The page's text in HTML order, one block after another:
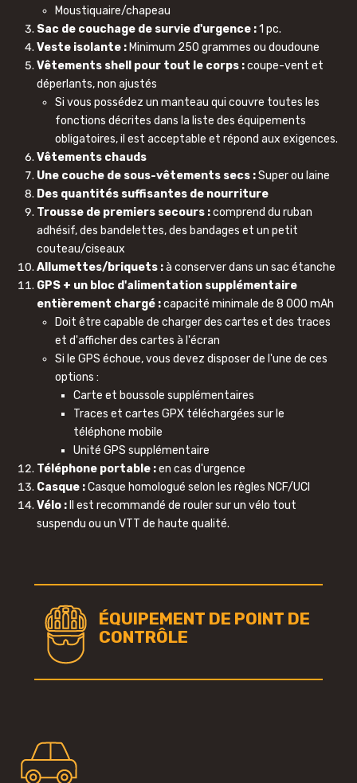
Moustiquaire/chapeau
Sac de couchage de survie d'urgence :1 pc.
Veste isolante :Minimum 250 grammes ou doudoune
Vêtements shell pour tout le corps :coupe-vent et
déperlants, non ajustés
Si vous possédez un manteau qui couvre toutes les
fonctions décrites dans la liste des équipements
obligatoires, il est acceptable et répond aux exigences.
Vêtements chauds
Une couche de sous-vêtements secs :Super ou laine
Des quantités suffisantes de nourriture
Trousse de premiers secours :comprend du ruban
adhésif, des bandelettes, des bandages et un petit
couteau/ciseaux
Allumettes/briquets :à conserver dans un sac étanche
GPS + un bloc d'alimentation supplémentaire
entièrement chargé :capacité minimale de 8 000 mAh
Doit être capable de charger des cartes et des traces
et d'afficher des cartes à l'écran
Si le GPS échoue, vous devez disposer de l'une de ces
options :
Carte et boussole supplémentaires
Traces et cartes GPX téléchargées sur le
téléphone mobile
Unité GPS supplémentaire
Téléphone portable :en cas d'urgence
Casque :Casque homologué selon les règles NCF/UCI
Vélo :Il est recommandé de rouler sur un vélo tout
suspendu ou un VTT de haute qualité.
ÉQUIPEMENT DE POINT DE
CONTRÔLE